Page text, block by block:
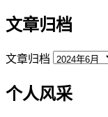
文章归档
文章归档
个人风采